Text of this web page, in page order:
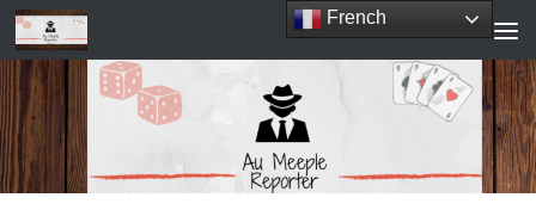
Skip to content
French